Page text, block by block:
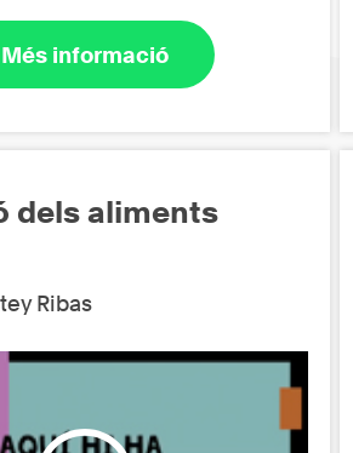
Més informació
dels aliments
Ribas